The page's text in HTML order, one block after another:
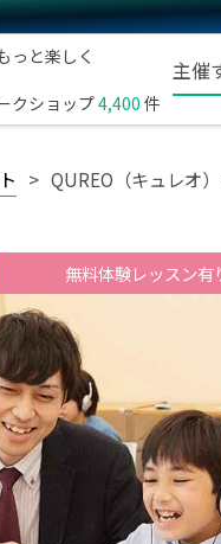
っと楽しく
クショップ4,400 件
主催
QUREO（キュレオ
無料体験レッスン有